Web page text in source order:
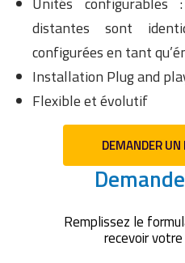
distantes sont
configurées en tant
Installation Plug and
Flexible et évolutif
DEMANDER UN
Remplissez le
recevoir